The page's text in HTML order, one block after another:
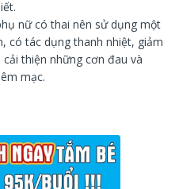
nữ có thai nên sử dụng một
có tác dụng thanh nhiệt, giảm
thiện những cơn đau và
mạc.